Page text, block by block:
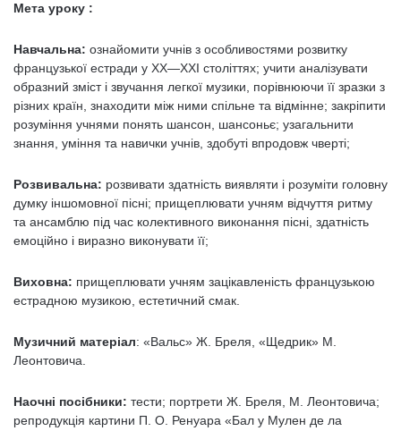
Мета уроку :
Навчальна: ознайомити учнів з особливостями розвитку
французької естради у XX—XXI століттях; учити аналізувати
образний зміст і звучання легкої музики, порівнюючи її зразки з
різних країн, знаходити між ними спільне та відмінне; закріпити
розуміння учнями понять шансон, шансоньє; узагальнити
знання, уміння та навички учнів, здобуті впродовж чверті;
Розвивальна: розвивати здатність виявляти і розуміти головну
думку іншомовної пісні; прищеплювати учням відчуття ритму
та ансамблю під час колективного виконання пісні, здатність
емоційно і виразно виконувати її;
Виховна: прищеплювати учням зацікавленість французькою
естрадною музикою, естетичний смак.
Музичний матеріал: «Вальс» Ж. Бреля, «Щедрик» М.
Леонтовича.
Наочні посібники: тести; портрети Ж. Бреля, М. Леонтовича;
репродукція картини П. О. Ренуара «Бал у Мулен де ла